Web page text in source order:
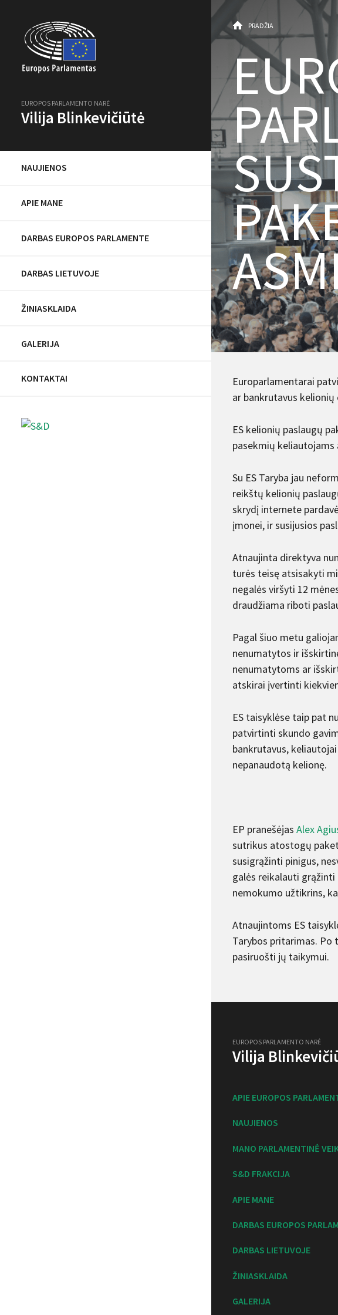
EUROPOS PARLAMENTO NARĖ
Vilija Blinkevičiūtė
NAUJIENOS
APIE MANE
DARBAS EUROPOS PARLAMENTE
DARBAS LIETUVOJE
ŽINIASKLAIDA
GALERIJA
KONTAKTAI
PRADŽIA
Europarlamentarai
ar bankrutavus
ES kelionių paslaugų
pasekmių keliautojams
Su ES Taryba jau
reikštų kelionių
skrydį internete
įmonei, ir susijusios
Atnaujinta direktyva
turės teisę atsisakyti
negalės viršyti 12
draudžiama riboti
Pagal šiuo metu
nenumatytos ir
nenumatytoms ar
atskirai įvertinti
ES taisyklėse taip pat
patvirtinti skundo
bankrutavus,
nepanaudotą kelionę.
EP pranešėjas Alex
sutrikus atostogų
susigrąžinti pinigus,
galės reikalauti grąžinti
nemokumo užtikrins,
Atnaujintoms ES
Tarybos pritarimas. Po
pasiruošti jų taikymui.
EUROPOS PARLAMENTO NARĖ
Vilija
APIE EUROPOS
NAUJIENOS
MANO PARLAMENTINĖ
S&D FRAKCIJA
APIE MANE
DARBAS EUROPOS
DARBAS LIETUVOJE
ŽINIASKLAIDA
GALERIJA